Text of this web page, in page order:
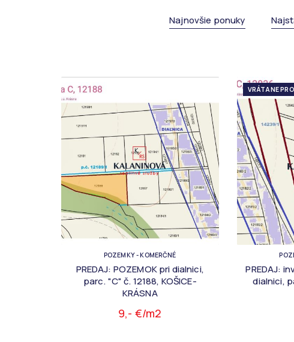
Najnovšie ponuky
POZEMKY - KOMERČNÉ
PREDAJ: POZEMOK pri dialnici,
parc. "C" č. 12188, KOŠICE-
KRÁSNA
9,- €/m2
VRÁTANE
PREDAJ:
dialnici,